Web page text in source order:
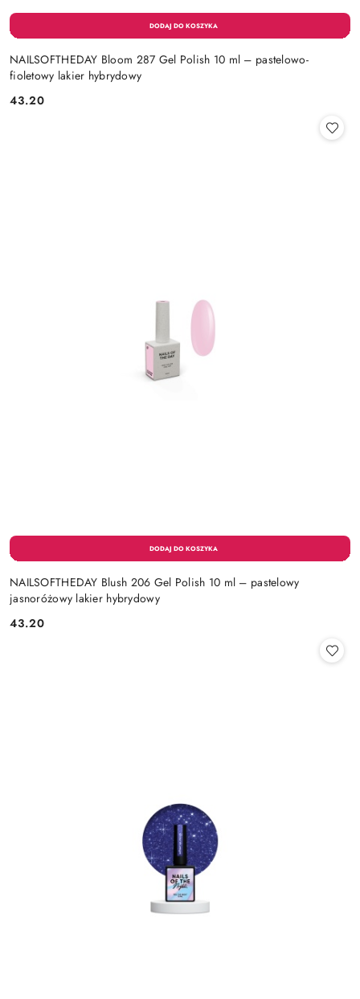
NAILSOFTHEDAY Bloom 287 Gel Polish 10 ml – pastelowo-
fioletowy lakier hybrydowy
Cena:
43.20
NAILSOFTHEDAY Blush 206 Gel Polish 10 ml – pastelowy
jasnoróżowy lakier hybrydowy
Cena:
43.20